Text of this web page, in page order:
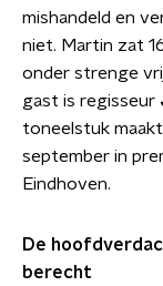
mishandeld en
niet. Martin zat
onder strenge
gast is regisseur
toneelstuk
september in
Eindhoven.
De
berecht